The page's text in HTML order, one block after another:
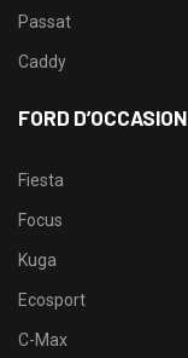
Passat
Caddy
FORD D’OCCASION
Fiesta
Focus
Kuga
Ecosport
C-Max